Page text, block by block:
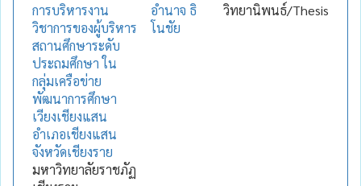
การบริหารงาน
วิชาการของผู้บริหาร
สถานศึกษาระดับ
ประถมศึกษา ใน
กลุ่มเครือข่าย
พัฒนาการศึกษา
เวียงเชียงแสน
อำเภอเชียงแสน
จังหวัดเชียงราย
มหาวิทยาลัยราชภัฏ
อำนาจ ธิ
โนชัย
วิทยานิพนธ์/Thesis